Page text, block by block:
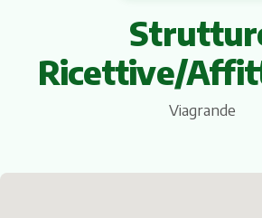
Aziende
Ricettive/
Viagrande